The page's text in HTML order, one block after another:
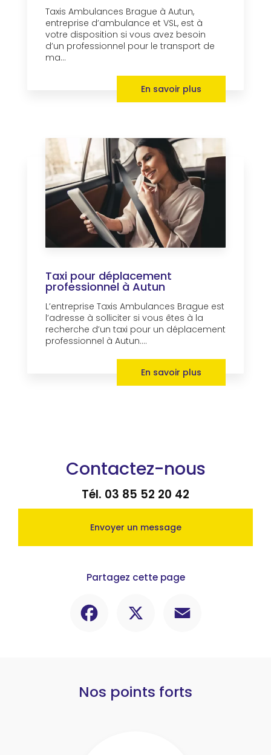
Taxis Ambulances Brague à Autun,
entreprise d’ambulance et VSL, est à
votre disposition si vous avez besoin
d’un professionnel pour le transport de
ma...
En savoir plus
Taxi pour déplacement
professionnel à Autun
L’entreprise Taxis Ambulances Brague est
l’adresse à solliciter si vous êtes à la
recherche d’un taxi pour un déplacement
professionnel à Autun....
En savoir plus
Contactez-nous
Tél. 03 85 52 20 42
Envoyer un message
Partagez cette page
Nos points forts